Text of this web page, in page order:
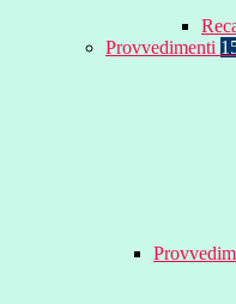
Provvedimenti